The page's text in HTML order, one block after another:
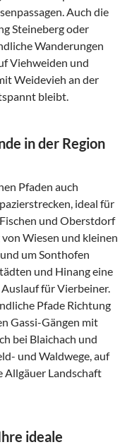
Auch die
Steineberg oder
Wanderungen
Viehweiden und
Weidevieh an der
bleibt.
in der Region
Pfaden auch
ideal für
und Oberstdorf
Wiesen und kleinen
um Sonthofen
und Hinang eine
für Vierbeiner.
Pfade Richtung
Gassi-Gängen mit
bei Blaichach und
und Waldwege, auf
Allgäuer Landschaft
ideale